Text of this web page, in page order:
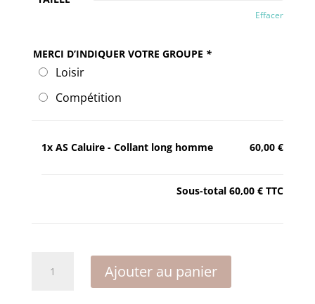
Effacer
MERCI D’INDIQUER VOTRE GROUPE *
Loisir
Compétition
1x AS Caluire - Collant long homme 60,00 €
Sous-total60,00 € TTC
Ajouter au panier